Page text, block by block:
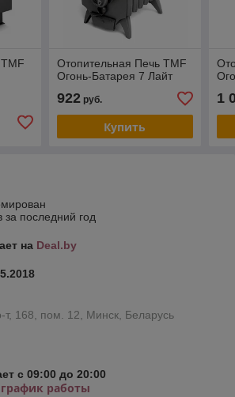
Отопительная Печь TMF
Огонь-Батарея 7 Лайт
922руб.
Купить
1
последний год
на Deal.by
т, 168, пом. 12, Минск, Беларусь
с 09:00 до 20:00
работы